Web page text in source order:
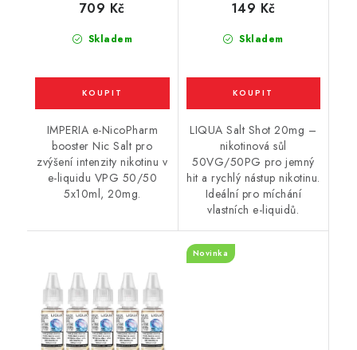
Skladem
709 Kč
IMPERIA e-NicoPharm
booster Nic Salt pro
zvýšení intenzity nikotinu v
e-liquidu VPG 50/50
5x10ml, 20mg.
Skladem
149 Kč
LIQUA Salt Shot 20mg –
nikotinová sůl
50VG/50PG pro jemný
hit a rychlý nástup nikotinu.
Ideální pro míchání
vlastních e-liquidů.
Novinka